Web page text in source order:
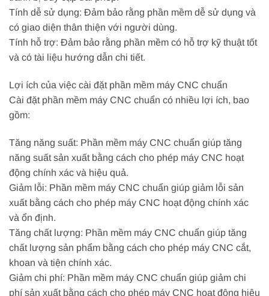
Tính dễ sử dụng: Đảm bảo rằng phần mềm dễ sử dụng và
có giao diện thân thiện với người dùng.
Tính hỗ trợ: Đảm bảo rằng phần mềm có hỗ trợ kỹ thuật tốt
và có tài liệu hướng dẫn chi tiết.
Lợi ích của việc cài đặt phần mềm máy CNC chuẩn
Cài đặt phần mềm máy CNC chuẩn có nhiều lợi ích, bao
gồm:
Tăng năng suất: Phần mềm máy CNC chuẩn giúp tăng
năng suất sản xuất bằng cách cho phép máy CNC hoạt
động chính xác và hiệu quả.
Giảm lỗi: Phần mềm máy CNC chuẩn giúp giảm lỗi sản
xuất bằng cách cho phép máy CNC hoạt động chính xác
và ổn định.
Tăng chất lượng: Phần mềm máy CNC chuẩn giúp tăng
chất lượng sản phẩm bằng cách cho phép máy CNC cắt,
khoan và tiện chính xác.
Giảm chi phí: Phần mềm máy CNC chuẩn giúp giảm chi
phí sản xuất bằng cách cho phép máy CNC hoạt động hiệu